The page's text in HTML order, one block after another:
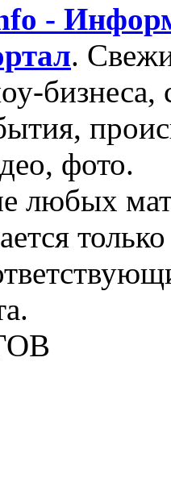
-
.
бизнеса,
фото.
любых